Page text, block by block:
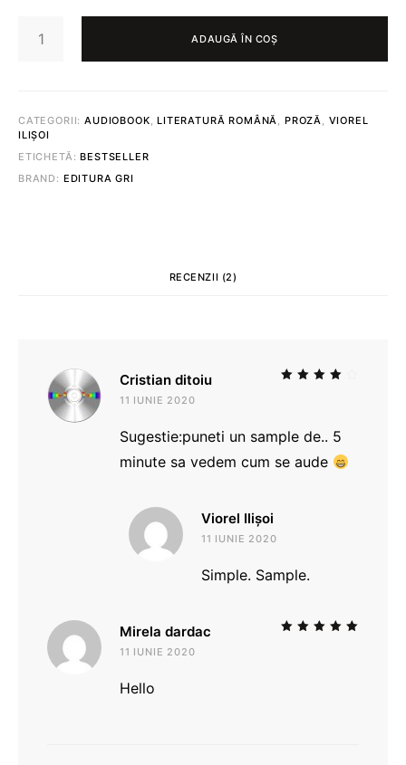
STRĂLUCITOR
ADAUGĂ ÎN COȘ
CATEGORII:AUDIOBOOK,LITERATURĂ ROMÂNĂ, PROZĂ, VIOREL
ILIȘOI
ETICHETĂ:BESTSELLER
BRAND: EDITURA GRI
RECENZII (2)
Cristian ditoiu
11 IUNIE 2020
Sugestie:puneti un sample de.. 5
minute sa vedem cum se aude
Viorel Ilișoi
11 IUNIE 2020
Simple. Sample.
Mirela dardac
11 IUNIE 2020
Hello